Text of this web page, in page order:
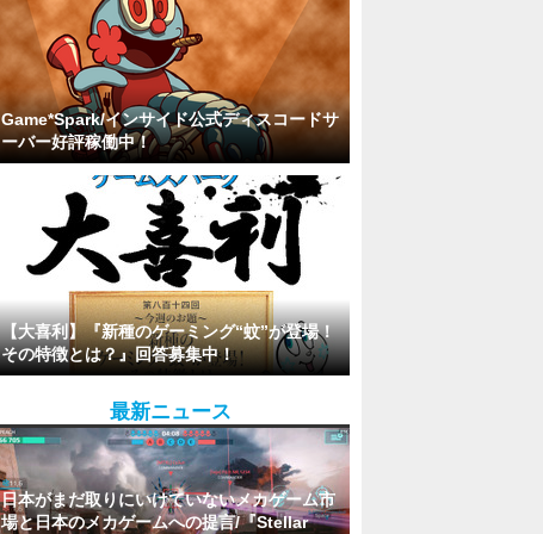
Game*Spark/インサイド公式ディスコードサ
ーバー好評稼働中！
【大喜利】『新種のゲーミング“蚊”が登場！
その特徴とは？』回答募集中！
最新ニュース
日本がまだ取りにいけていないメカゲーム市
場と日本のメカゲームへの提言/『Stellar